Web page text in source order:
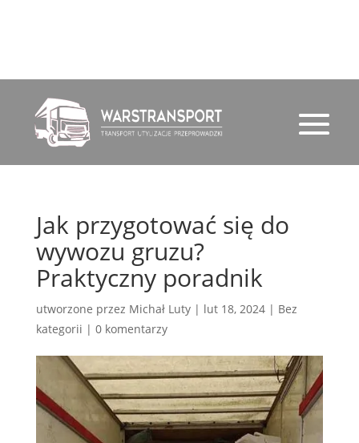
Jak przygotować się do
wywozu gruzu?
Praktyczny poradnik
utworzone przez Michał Luty| lut 18, 2024| Bez
kategorii | 0 komentarzy